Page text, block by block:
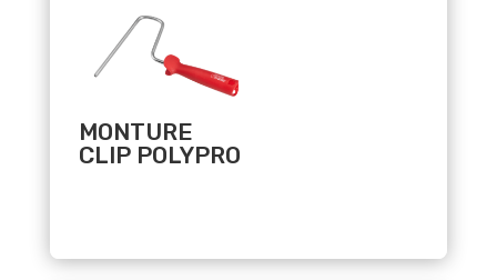
MONTURE
CLIP POLYPRO